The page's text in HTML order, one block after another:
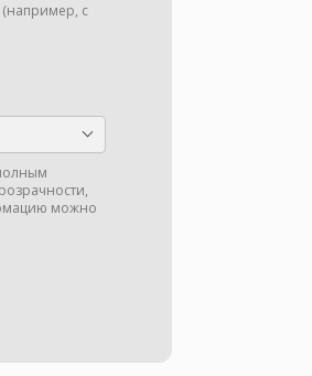
с
можно